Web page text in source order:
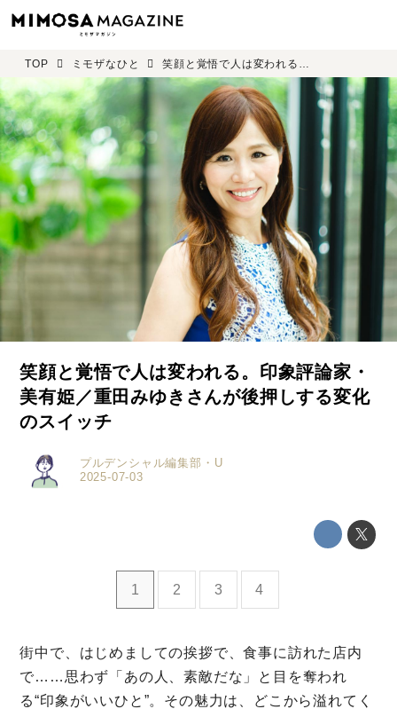
TOP ミモザなひと 笑顔と覚悟で人は変われる。印象評論家・美有姫／重田みゆきさんが後押しする変化のスイッチ
笑顔と覚悟で人は変われる。印象評論家・
美有姫／重田みゆきさんが後押しする変化
のスイッチ
2025-07-03
プルデンシャル編集部・U
1 2 3 4
街中で、はじめましての挨拶で、食事に訪れた店内
で……思わず「あの人、素敵だな」と目を奪われ
る“印象がいいひと”。その魅力は、どこから溢れてく